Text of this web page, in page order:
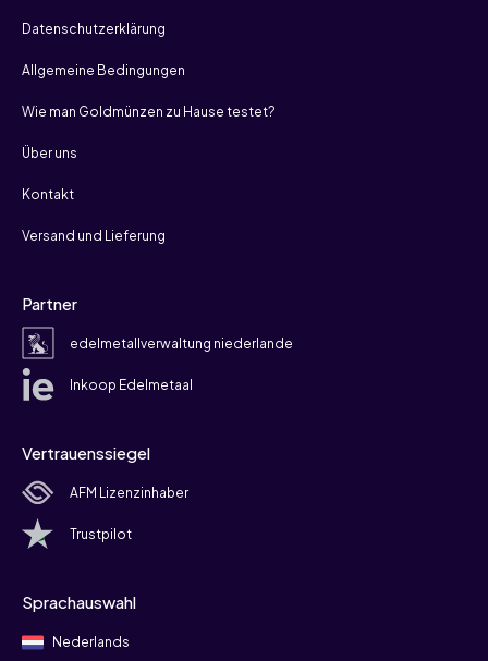
Datenschutzerklärung
Allgemeine Bedingungen
Wie man Goldmünzen zu Hause testet?
Über uns
Kontakt
Versand und Lieferung
Partner
edelmetallverwaltung niederlande
Inkoop Edelmetaal
Vertrauenssiegel
AFM Lizenzinhaber
Trustpilot
Sprachauswahl
Nederlands